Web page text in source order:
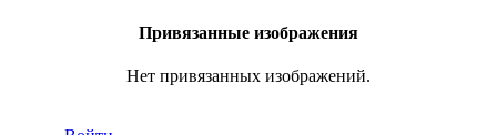
Привязанные изображения
Нет привязанных изображений.